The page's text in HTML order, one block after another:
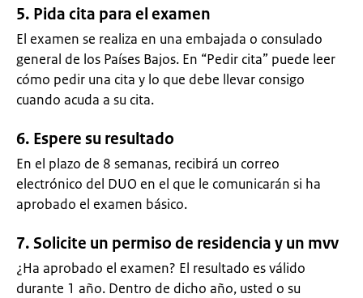
5. Pida cita para el examen
El examen se realiza en una embajada o consulado
general de los Países Bajos. En “Pedir cita” puede leer
cómo pedir una cita y lo que debe llevar consigo
cuando acuda a su cita.
6. Espere su resultado
En el plazo de 8 semanas, recibirá un correo
electrónico del DUO en el que le comunicarán si ha
aprobado el examen básico.
7. Solicite un permiso de residencia y un mvv
¿Ha aprobado el examen? El resultado es válido
durante 1 año. Dentro de dicho año, usted o su